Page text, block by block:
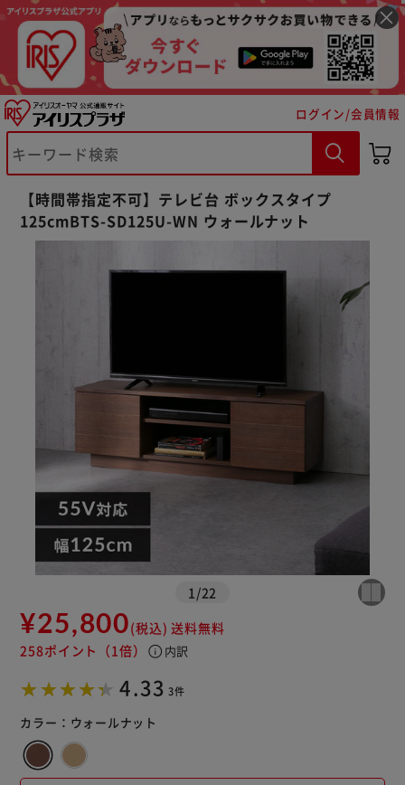
ログイン/会員情報
【時間帯指定不可】テレビ台 ボックスタイプ
125cmBTS-SD125U-WN ウォールナット
1 /22
¥25,800(税込) 送料無料
258ポイント （1倍） info 内訳
4.33 3件
カラー： ウォールナット
※ご確認ください
カートに入れる